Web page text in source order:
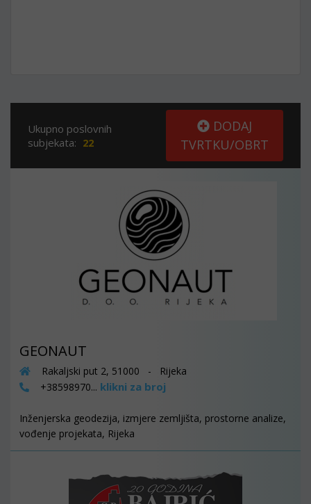
Ukupno poslovnih
subjekata: 22
DODAJ
TVRTKU/OBRT
GEONAUT
Rakaljski put 2, 51000 - Rijeka
+38598970... klikni za broj
Inženjerska geodezija, izmjere zemljišta, prostorne analize,
vođenje projekata, Rijeka